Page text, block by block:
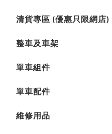
清貨專區 (優惠只限網店)
整車及車架
單車組件
單車配件
維修用品